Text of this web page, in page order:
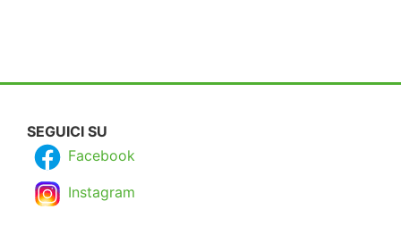
SEGUICI SU
Facebook
Instagram